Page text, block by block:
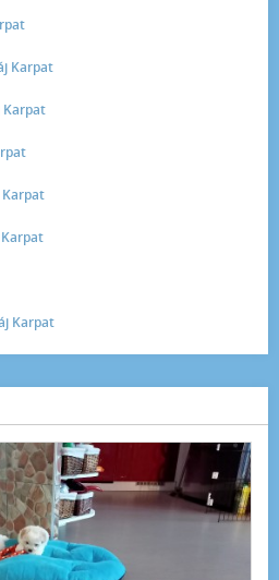
Karpat
Karpat
Karpat
Karpat